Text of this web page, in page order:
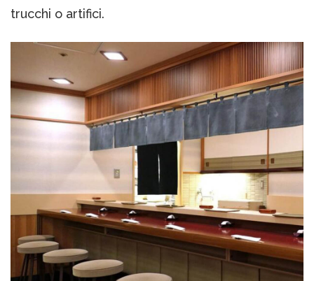
trucchi o artifici.